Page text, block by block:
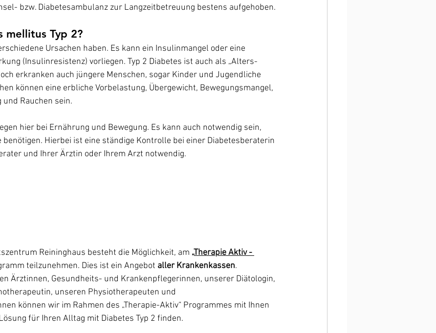
bzw. Diabetesambulanz zur Langzeitbetreuung bestens aufgehoben.
mellitus Typ 2?
Ursachen haben. Es kann ein Insulinmangel oder eine
(Insulinresistenz) vorliegen. Typ 2 Diabetes ist auch als „Alters-
erkranken auch jüngere Menschen, sogar Kinder und Jugendliche
können eine erbliche Vorbelastung, Übergewicht, Bewegungsmangel,
Rauchen sein.
hier bei Ernährung und Bewegung. Es kann auch notwendig sein,
benötigen. Hierbei ist eine ständige Kontrolle bei einer Diabetesberaterin
und Ihrer Ärztin oder Ihrem Arzt notwendig.
Reininghaus besteht die Möglichkeit, am „Therapie Aktiv -
teilzunehmen. Dies ist ein Angebot aller Krankenkassen.
Ärztinnen, Gesundheits- und Krankenpflegerinnen, unserer Diätologin,
unseren Physiotherapeuten und
können wir im Rahmen des „Therapie-Aktiv“ Programmes mit Ihnen
für Ihren Alltag mit Diabetes Typ 2 finden.